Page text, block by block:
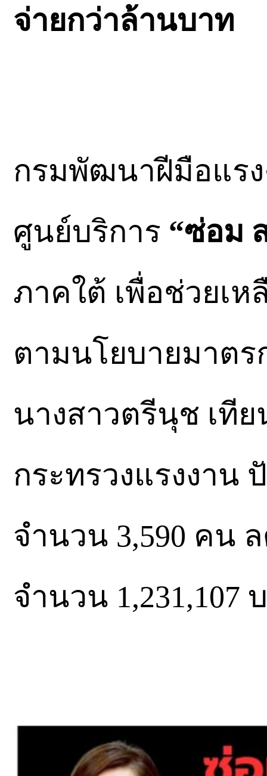
จ่ายกว่าล้านบาท
กรมพัฒนาฝีมือแร
ศูนย์บริการ “ซ่อม
ภาคใต้ เพื่อช่วยเ
ตามนโยบายมาตร
นางสาวตรีนุช เที
กระทรวงแรงงาน
จำนวน 3,590 คน
จำนวน 1,231,107